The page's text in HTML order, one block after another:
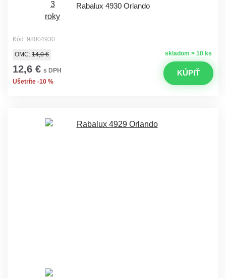
Rabalux 4930 Orlando
Kód: 98004930
skladom > 10 ks
OMC: 14,0 €
12,6 € s DPH
Ušetríte -10 %
KÚPIŤ